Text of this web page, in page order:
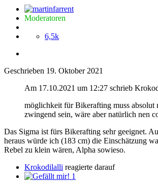
Moderatoren
6,5k
Geschrieben 19. Oktober 2021
Am 17.10.2021 um 12:27 schrieb
möglichkeit für Bikerafting muss absolut
zwingend sein, wäre aber natürlich nen
Das Sigma ist fürs Bikerafting sehr geeignet.
heraus würde ich (183 cm) die Einschätzung
Rebel zu klein wären, Alpha sowieso.
Krokodilalli reagierte darauf
1